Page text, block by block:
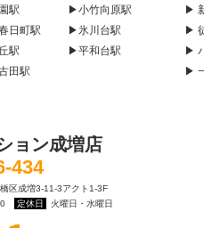
駅
日町駅
駅
田駅
▶小竹向原駅
▶氷川台駅
▶平和台駅
▶
▶
▶
▶
ョン成増店
434
区成増3-11-3アクト1-3F
定休日 火曜日・水曜日